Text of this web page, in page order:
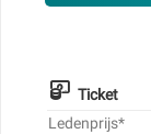
Ticket
Ledenprijs*